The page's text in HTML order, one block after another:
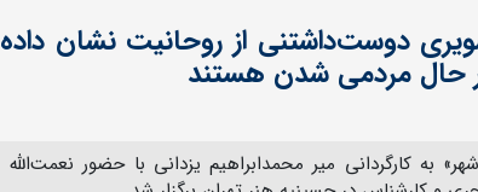
دوست‌داشتنی از روحانیت نشان داده
حال مردمی شدن هستند
به کارگردانی میر محمدابراهیم یزدانی با حضور نعمت‌الله